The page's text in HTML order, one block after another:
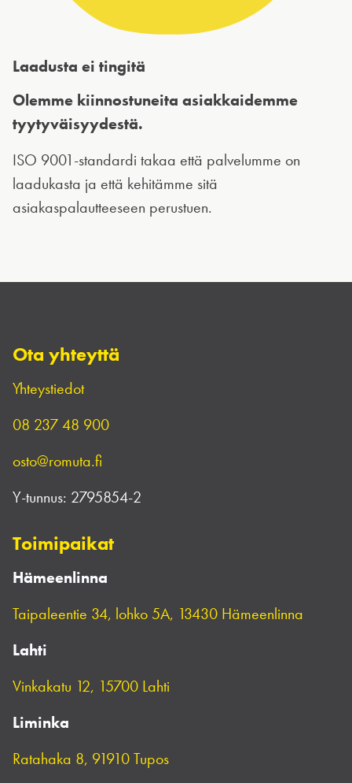
Laadusta ei tingitä
Olemme kiinnostuneita asiakkaidemme
tyytyväisyydestä.
ISO 9001-standardi takaa että palvelumme on
laadukasta ja että kehitämme sitä
asiakaspalautteeseen perustuen.
Ota yhteyttä
Yhteystiedot
08 237 48 900
osto@romuta.fi
Y-tunnus: 2795854-2
Toimipaikat
Hämeenlinna
Taipaleentie 34, lohko 5A, 13430 Hämeenlinna
Lahti
Vinkakatu 12, 15700 Lahti
Liminka
Ratahaka 8, 91910 Tupos